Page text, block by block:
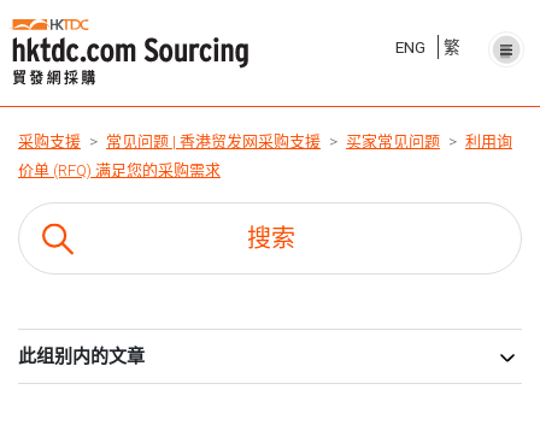
ENG 繁
采购支援 常见问题 | 香港贸发网采购支援 买家常见问题
利用询
价单 (RFQ) 满足您的采购需求
此组别内的文章